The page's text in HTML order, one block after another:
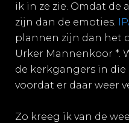
ik in ze zie. Omdat de
zijn dan de emoties.
plannen zijn dan het
Urker Mannenkoor *.
de kerkgangers in
voordat er daar weer
Zo kreeg ik van de